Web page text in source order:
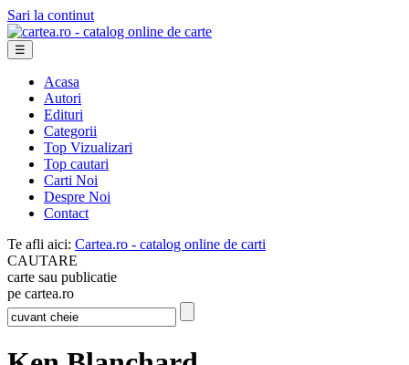
Sari la continut
☰
Acasa
Autori
Edituri
Categorii
Top Vizualizari
Top cautari
Carti Noi
Despre Noi
Contact
Te afli aici: Cartea.ro - catalog online de carti
CAUTARE
carte sau publicatie
pe cartea.ro